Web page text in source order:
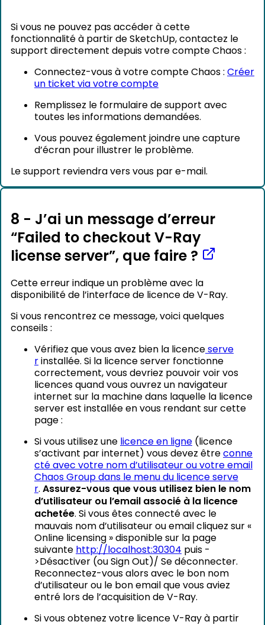
Si vous ne pouvez pas accéder à cette
fonctionnalité à partir de SketchUp, contactez le
support directement depuis votre compte Chaos :
Connectez-vous à votre compte Chaos : Créer
un ticket via votre compte
Remplissez le formulaire de support avec
toutes les informations demandées.
Vous pouvez également joindre une capture
d’écran pour illustrer le problème.
Le support reviendra vers vous par e-mail.
8 - J’ai un message d’erreur
“Failed to checkout V-Ray
license server”, que faire ?
Cette erreur indique un problème avec la
disponibilité de l’interface de licence de V-Ray.
Si vous rencontrez ce message, voici quelques
conseils :
Vérifiez que vous avez bien la licence serve
r installée. Si la licence server fonctionne
correctement, vous devriez pouvoir voir vos
licences quand vous ouvrez un navigateur
internet sur la machine dans laquelle la licence
server est installée en vous rendant sur cette
page :
Si vous utilisez une licence en ligne (licence
s’activant par internet) vous devez être conne
cté avec votre nom d’utilisateur ou votre email
Chaos Group dans le menu du licence serve
r. Assurez-vous que vous utilisez bien le nom
d’utilisateur ou l’email associé à la licence
achetée. Si vous êtes connecté avec le
mauvais nom d’utilisateur ou email cliquez sur «
Online licensing » disponible sur la page
suivante http://localhost:30304 puis -
>Désactiver (ou Sign Out)/ Se déconnecter.
Reconnectez-vous alors avec le bon nom
d’utilisateur ou le bon email que vous aviez
entré lors de l’acquisition de V-Ray.
Si vous obtenez votre licence V-Ray à partir